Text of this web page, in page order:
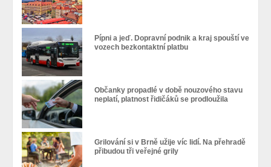
Pípni a jeď. Dopravní podnik a kraj spouští ve
vozech bezkontaktní platbu
Občanky propadlé v době nouzového stavu
neplatí, platnost řidičáků se prodloužila
Grilování si v Brně užije víc lidí. Na přehradě
přibudou tři veřejné grily